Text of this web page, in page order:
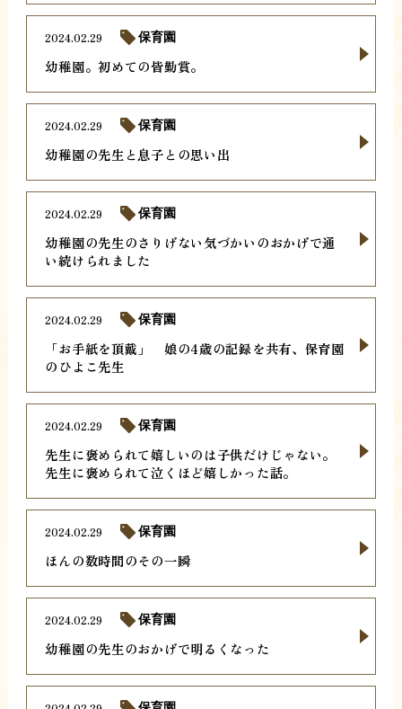
幼稚園。初めての皆勤賞。
2024.02.29 保育園
幼稚園の先生と息子との思い出
2024.02.29 保育園
幼稚園の先生のさりげない気づかいのおかげで通
い続けられました
2024.02.29 保育園
「お手紙を頂戴」 娘の4歳の記録を共有、保育園
のひよこ先生
2024.02.29 保育園
先生に褒められて嬉しいのは子供だけじゃない。
先生に褒められて泣くほど嬉しかった話。
2024.02.29 保育園
ほんの数時間のその一瞬
2024.02.29 保育園
幼稚園の先生のおかげで明るくなった
2024.02.29 保育園